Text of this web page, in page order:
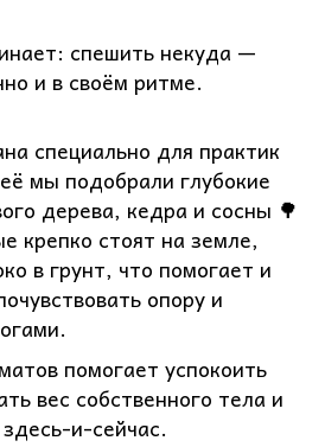
спешить некуда —
и в своём ритме.
специально для практик
мы подобрали глубокие
дерева, кедра и сосны 🌳
крепко стоят на земле,
в грунт, что помогает и
опору и
помогает успокоить
вес собственного тела и
и-сейчас.